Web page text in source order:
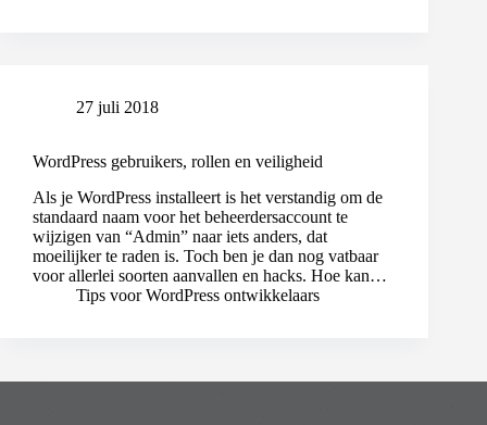
27 juli 2018
WordPress gebruikers, rollen en veiligheid
Als je WordPress installeert is het verstandig om de
standaard naam voor het beheerdersaccount te
wijzigen van “Admin” naar iets anders, dat
moeilijker te raden is. Toch ben je dan nog vatbaar
voor allerlei soorten aanvallen en hacks. Hoe kan…
Tips voor WordPress ontwikkelaars